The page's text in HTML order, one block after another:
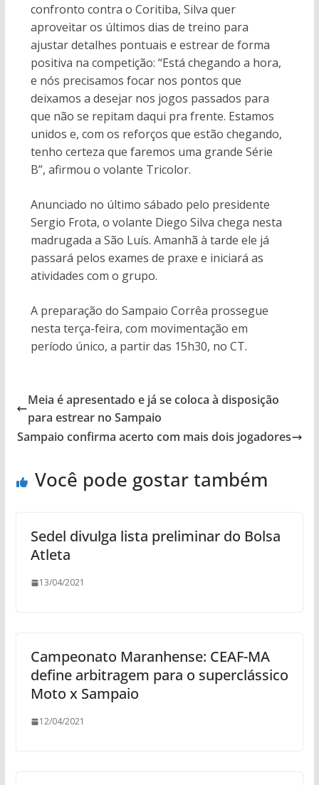
confronto contra o Coritiba, Silva quer
aproveitar os últimos dias de treino para
ajustar detalhes pontuais e estrear de forma
positiva na competição: “Está chegando a hora,
e nós precisamos focar nos pontos que
deixamos a desejar nos jogos passados para
que não se repitam daqui pra frente. Estamos
unidos e, com os reforços que estão chegando,
tenho certeza que faremos uma grande Série
B”, afirmou o volante Tricolor.
Anunciado no último sábado pelo presidente
Sergio Frota, o volante Diego Silva chega nesta
madrugada a São Luís. Amanhã à tarde ele já
passará pelos exames de praxe e iniciará as
atividades com o grupo.
A preparação do Sampaio Corrêa prossegue
nesta terça-feira, com movimentação em
período único, a partir das 15h30, no CT.
Meia é apresentado e já se coloca à disposição
para estrear no Sampaio
Sampaio confirma acerto com mais dois jogadores
Você pode gostar também
Sedel divulga lista preliminar do Bolsa
Atleta
13/04/2021
Campeonato Maranhense: CEAF-MA
define arbitragem para o superclássico
Moto x Sampaio
12/04/2021